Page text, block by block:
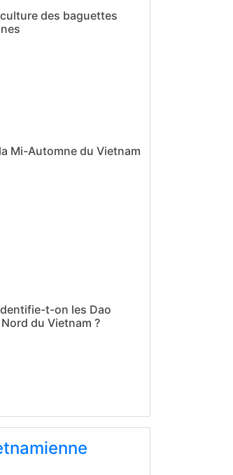
des baguettes
Mi-Automne du Vietnam
t-on les Dao
du Vietnam ?